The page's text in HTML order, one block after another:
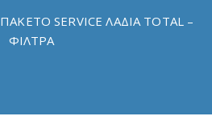
ΠΑΚΕΤΟ SERVICE ΛΑΔΙΑ TOTAL –
ΦΙΛΤΡΑ